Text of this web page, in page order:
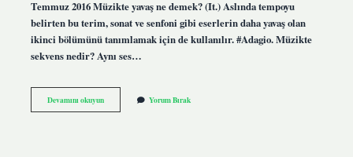
Temmuz 2016 Müzikte yavaş ne demek? (It.) Aslında tempoyu
belirten bu terim, sonat ve senfoni gibi eserlerin daha yavaş olan
ikinci bölümünü tanımlamak için de kullanılır. #Adagio. Müzikte
sekvens nedir? Aynı ses…
Devamını okuyunMüzikte
Geçit
Yorum Bırak